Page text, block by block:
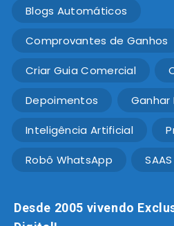
Blogs Automáticos
Comprovantes de Ganhos
Criar Guia Comercial
Depoimentos Ganhar
Inteligência Artificial
Robô WhatsApp
Desde 2005 vivendo